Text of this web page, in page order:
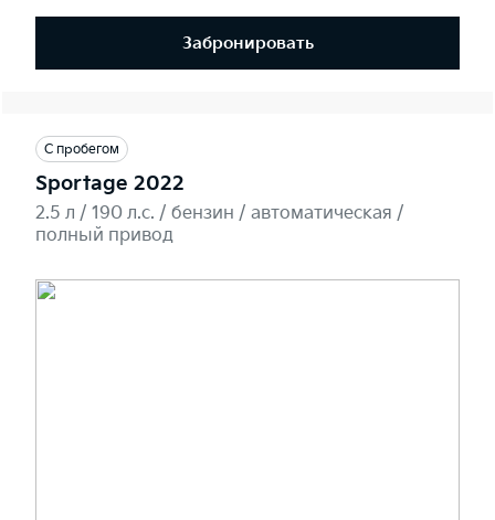
Забронировать
С пробегом
Sportage 2022
2.5 л / 190 л.c. / бензин / автоматическая /
полный привод